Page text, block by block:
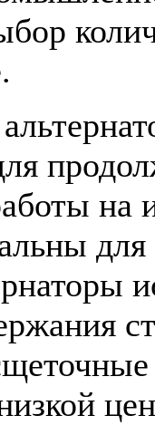
для